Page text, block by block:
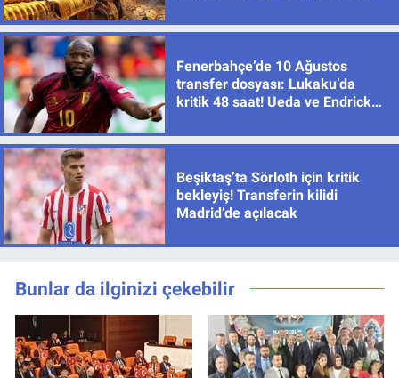
Fenerbahçe’de 10 Ağustos
transfer dosyası: Lukaku’da
kritik 48 saat! Ueda ve Endrick
Beşiktaş’ta Sörloth için kritik
bekleyiş! Transferin kilidi
Madrid’de açılacak
Bunlar da ilginizi çekebilir